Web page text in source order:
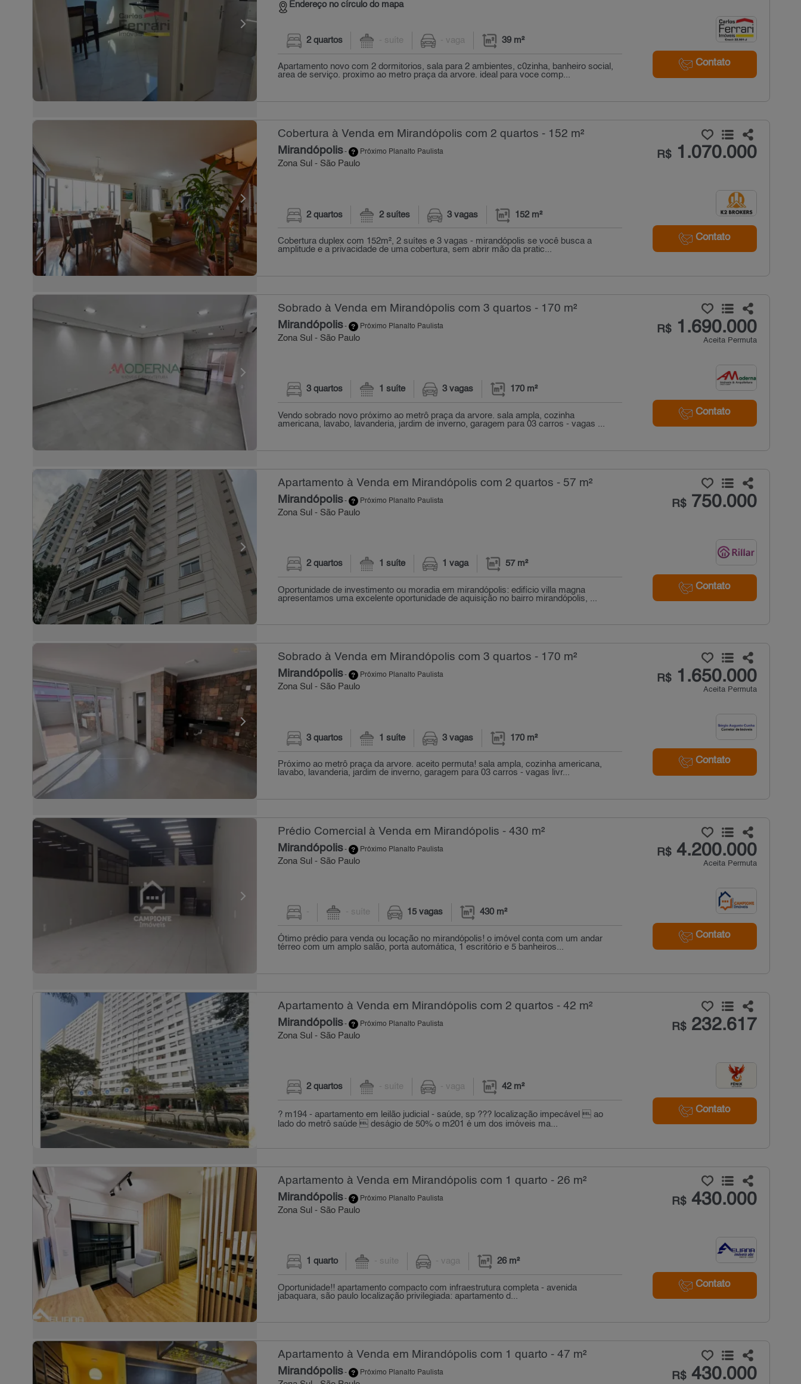
Endereço no círculo do mapa
Contato
2 quartos - suíte - vaga 39 m²
Apartamento novo com 2 dormitorios, sala para 2 ambientes, c0zinha, banheiro social,
area de serviço. proximo ao metro praça da arvore. ideal para voce comp...
Cobertura à Venda em Mirandópolis com 2 quartos - 152 m²
Mirandópolis- Próximo Planalto Paulista
Zona Sul - São Paulo
R$1.070.000
Contato
2 quartos 2 suítes 3 vagas 152 m²
Cobertura duplex com 152m², 2 suítes e 3 vagas - mirandópolis se você busca a
amplitude e a privacidade de uma cobertura, sem abrir mão da pratic...
Sobrado à Venda em Mirandópolis com 3 quartos - 170 m²
Mirandópolis- Próximo Planalto Paulista
Zona Sul - São Paulo
R$1.690.000
Aceita Permuta
Contato
3 quartos 1 suíte 3 vagas 170 m²
Vendo sobrado novo próximo ao metrô praça da arvore. sala ampla, cozinha
americana, lavabo, lavanderia, jardim de inverno, garagem para 03 carros - vagas ...
Apartamento à Venda em Mirandópolis com 2 quartos - 57 m²
Mirandópolis- Próximo Planalto Paulista
Zona Sul - São Paulo
R$750.000
Contato
2 quartos 1 suíte 1 vaga 57 m²
Oportunidade de investimento ou moradia em mirandópolis: edifício villa magna
apresentamos uma excelente oportunidade de aquisição no bairro mirandópolis, ...
Sobrado à Venda em Mirandópolis com 3 quartos - 170 m²
Mirandópolis- Próximo Planalto Paulista
Zona Sul - São Paulo
R$1.650.000
Aceita Permuta
Contato
3 quartos 1 suíte 3 vagas 170 m²
Próximo ao metrô praça da arvore. aceito permuta! sala ampla, cozinha americana,
lavabo, lavanderia, jardim de inverno, garagem para 03 carros - vagas livr...
Prédio Comercial à Venda em Mirandópolis - 430 m²
Mirandópolis- Próximo Planalto Paulista
Zona Sul - São Paulo
R$4.200.000
Aceita Permuta
Contato
- - suíte 15 vagas 430 m²
Ótimo prédio para venda ou locação no mirandópolis! o imóvel conta com um andar
térreo com um amplo salão, porta automática, 1 escritório e 5 banheiros...
Apartamento à Venda em Mirandópolis com 2 quartos - 42 m²
Mirandópolis- Próximo Planalto Paulista
Zona Sul - São Paulo
R$232.617
Contato
2 quartos - suíte - vaga 42 m²
? m194 - apartamento em leilão judicial - saúde, sp ??? localização impecável  ao
lado do metrô saúde  deságio de 50% o m201 é um dos imóveis ma...
Apartamento à Venda em Mirandópolis com 1 quarto - 26 m²
Mirandópolis- Próximo Planalto Paulista
Zona Sul - São Paulo
R$430.000
Contato
1 quarto - suíte - vaga 26 m²
Oportunidade!! apartamento compacto com infraestrutura completa - avenida
jabaquara, são paulo localização privilegiada: apartamento d...
Apartamento à Venda em Mirandópolis com 1 quarto - 47 m²
Mirandópolis- Próximo Planalto Paulista R$430.000